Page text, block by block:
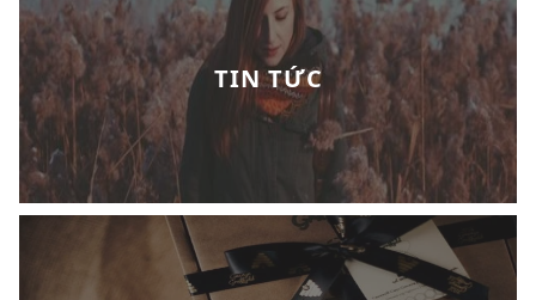
TIN TỨC